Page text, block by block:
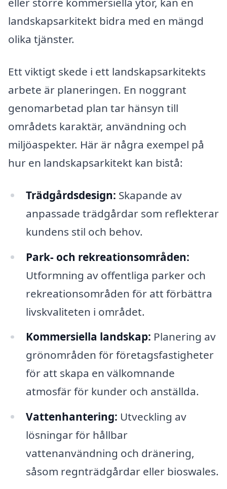
landskapsarkitekt bidra med en mängd
olika tjänster.
Ett viktigt skede i ett landskapsarkitekts
arbete är planeringen. En noggrant
genomarbetad plan tar hänsyn till
områdets karaktär, användning och
miljöaspekter. Här är några exempel på
hur en landskapsarkitekt kan bistå:
Trädgårdsdesign: Skapande av
anpassade trädgårdar som reflekterar
kundens stil och behov.
Park- och rekreationsområden:
Utformning av offentliga parker och
rekreationsområden för att förbättra
livskvaliteten i området.
Kommersiella landskap: Planering av
grönområden för företagsfastigheter
för att skapa en välkomnande
atmosfär för kunder och anställda.
Vattenhantering: Utveckling av
lösningar för hållbar
vattenanvändning och dränering,
såsom regnträdgårdar eller bioswales.